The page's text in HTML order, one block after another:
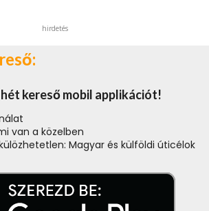
hirdetés
kereső mobil applikációt!
van a közelben
Magyar és külföldi úticélok